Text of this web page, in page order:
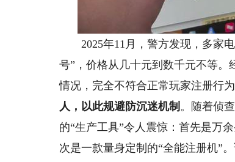
2025年11月，警方发现，多家电
号”，价格从几十元到数千元不等
情况，完全不符合正常玩家注册行
人，以此规避防沉迷机制 。随着侦
的“生产工具”令人震惊：首先是万
次是一款量身定制的“全能注册机”